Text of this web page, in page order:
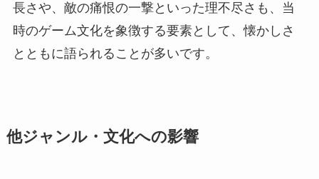
長さや、敵の痛恨の一撃といった理不尽さも、当
時のゲーム文化を象徴する要素として、懐かしさ
とともに語られることが多いです。
他ジャンル・文化への影響